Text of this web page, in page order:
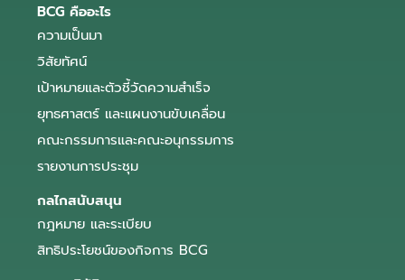
BCG คืออะไร
ความเป็นมา
วิสัยทัศน์
เป้าหมายและตัวชี้วัดความสำเร็จ
ยุทธศาสตร์ และแผนงานขับเคลื่อน
คณะกรรมการและคณะอนุกรรมการ
รายงานการประชุม
กลไกสนับสนุน
กฎหมาย และระเบียบ
สิทธิประโยชน์ของกิจการ BCG